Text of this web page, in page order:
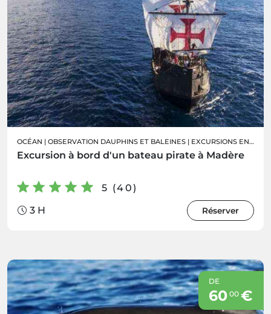
OCÉAN | OBSERVATION DAUPHINS ET BALEINES | EXCURSIONS EN BATEAU
Excursion à bord d'un bateau pirate à Madère
5 (40)
3 H
Réserver
DE
60 00€